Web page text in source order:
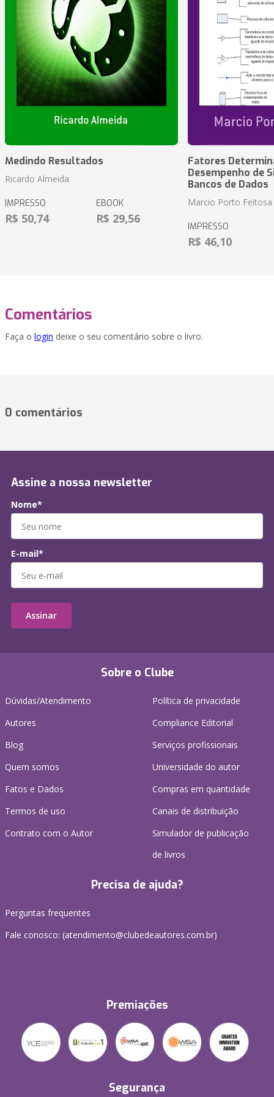
Medindo Resultados
Ricardo Almeida
IMPRESSO
R$ 50,74
EBOOK
R$ 29,56
Fatores
Desempenho de
Bancos de Dados
Marcio Porto Feitosa
IMPRESSO
R$ 46,10
Comentários
Faça o login deixe o seu comentário sobre o livro.
0 comentários
Sobre o Clube
Dúvidas/Atendimento
Autores
Blog
Quem somos
Fatos e Dados
Termos de uso
Contrato com o Autor
Política de privacidade
Compliance Editorial
Serviços profissionais
Universidade do autor
Compras em quantidade
Canais de distribuição
Simulador de publicação
de livros
Precisa de ajuda?
Perguntas frequentes
Fale conosco: (atendimento@clubedeautores.com.br)
Premiações
Segurança
Assine a nossa newsletter
Nome*
E-mail*
Assinar